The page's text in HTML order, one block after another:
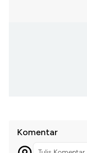
Komentar